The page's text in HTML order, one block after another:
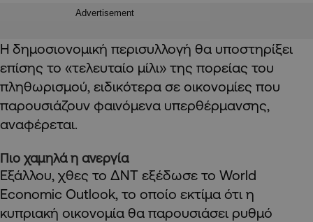
Advertisement
Η δημοσιονομική περισυλλογή θα υποστηρίξει
επίσης το «τελευταίο μίλι» της πορείας του
πληθωρισμού, ειδικότερα σε οικονομίες που
παρουσιάζουν φαινόμενα υπερθέρμανσης,
αναφέρεται.
Πιο χαμηλά η ανεργία
Εξάλλου, χθες το ΔΝΤ εξέδωσε το World
Economic Outlook, το οποίο εκτίμα ότι η
κυπριακή οικονομία θα παρουσιάσει ρυθμό